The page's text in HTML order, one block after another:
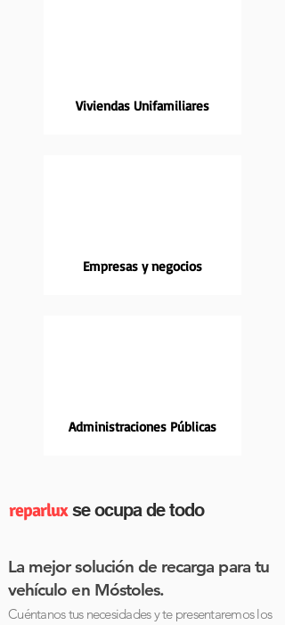
Viviendas Unifamiliares
Empresas y negocios
Administraciones Públicas
reparluxse ocupa de todo
La mejor solución de recarga para tu
vehículo en Móstoles.
Cuéntanos tus necesidades y te presentaremoslos